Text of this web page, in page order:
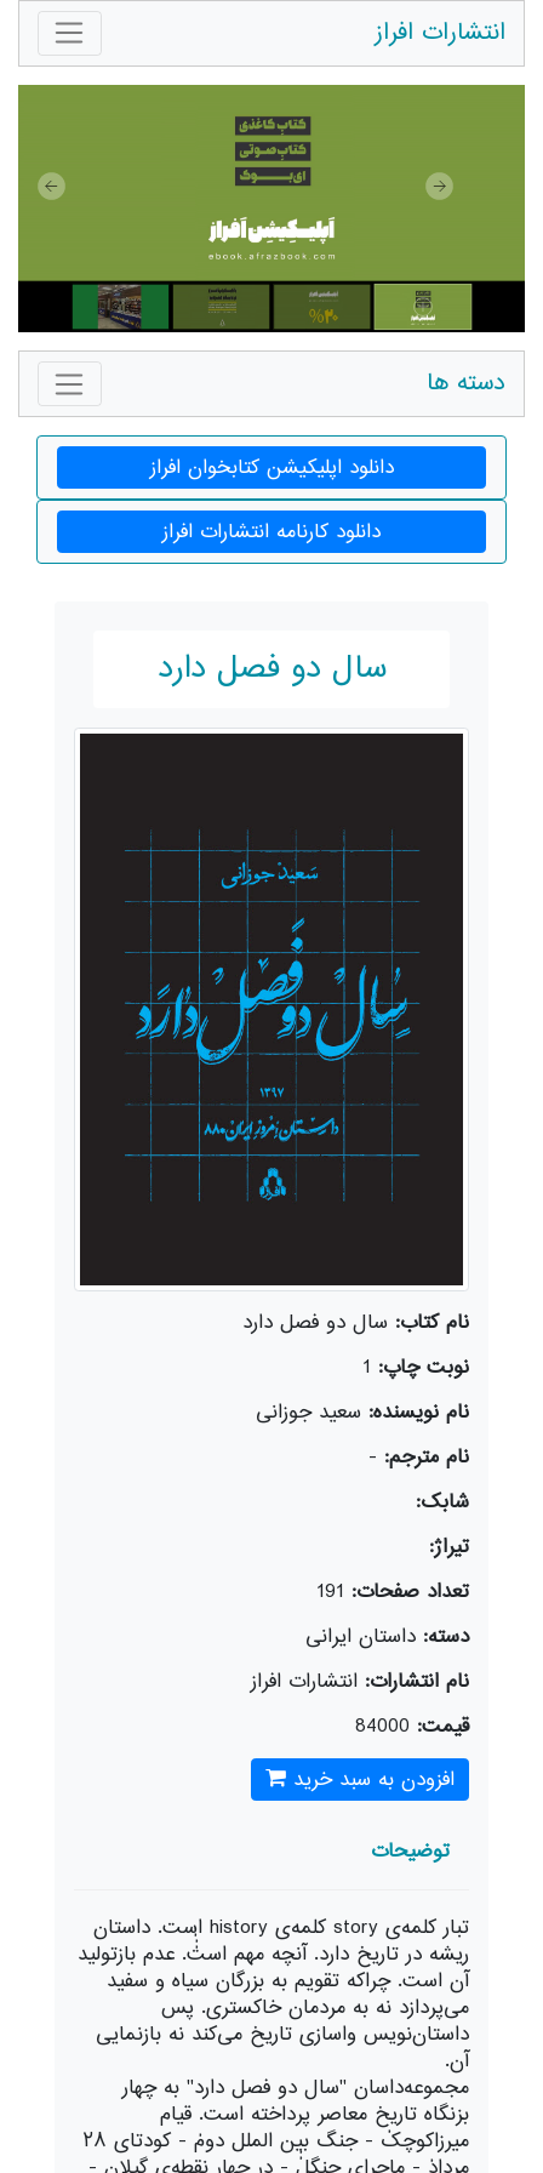
انتشارات افراز
دسته ها
دانلود اپلیکیشن کتابخوان افراز
دانلود کارنامه انتشارات افراز
سال دو فصل دارد
نام کتاب: سال دو فصل دارد
نوبت چاپ: 1
نام نویسنده: سعید جوزانی
نام مترجم: -
شابک:
تیراژ:
تعداد صفحات: 191
دسته: داستان ايرانی
نام انتشارات: انتشارات افراز
قیمت: 84000
افزودن به سبد خرید
توضیحات
تبار کلمه‌ی story کلمه‌ی history است. داستان
ریشه در تاریخ دارد. آنچه مهم استٰٰٰٰ. عدم بازتولید
آن است. چراکه تقویم به بزرگان سیاه و سفید
می‌پردازد نه به مردمان خاکستری. پس
داستان‌نویس واسازی تاریخ می‌کند نه بازنمایی
آن.
مجموعه‌‌داسان "سال دو فصل دارد" به چهار
بزنگاه تاریخ معاصر پرداخته است. قیام
میرزاکوچکٰ - جنگ بین الملل دومٰ - کودتای ۲۸